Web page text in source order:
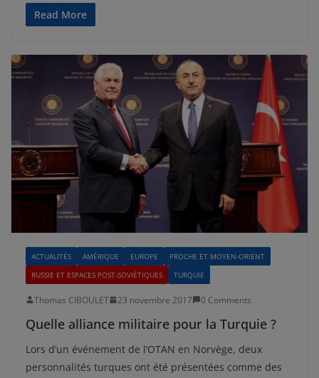
Read More
ACTUALITÉS AMÉRIQUE EUROPE
PROCHE ET MOYEN-ORIENT
RUSSIE ET ESPACES POST-SOVIÉTIQUES
TURQUIE
Thomas CIBOULET 23 novembre 2017 0 Comments
Quelle alliance militaire pour la Turquie ?
Lors d’un événement de l’OTAN en Norvège, deux
personnalités turques ont été présentées comme des